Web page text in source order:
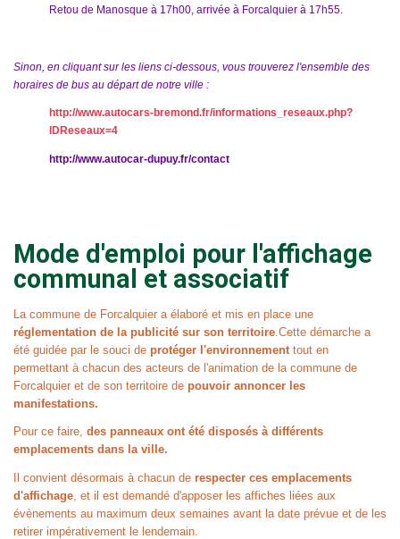
Retou de Manosque à 17h00, arrivée à Forcalquier à 17h55.
Sinon, en cliquant sur les liens ci-dessous, vous trouverez l'ensemble des
horaires de bus au départ de notre ville :
http://www.autocars-bremond.fr/informations_reseaux.php?
IDReseaux=4
http://www.autocar-dupuy.fr/contact
Mode d'emploi pour l'affichage
communal et associatif
La commune de Forcalquier a élaboré et mis en place une
réglementation de la publicité sur son territoire Cette démarche a
été guidée par le souci de protéger l'environnement tout en
permettant à chacun des acteurs de l'animation de la commune de
Forcalquier et de son territoire de pouvoir annoncer les
manifestations.
Pour ce faire, des panneaux ont été disposés à différents
emplacements dans la ville.
Il convient désormais à chacun de respecter ces emplacements
d'affichage , et il est demandé d'apposer les affiches liées aux
évènements au maximum deux semaines avant la date prévue et de les
retirer impérativement le lendemain.